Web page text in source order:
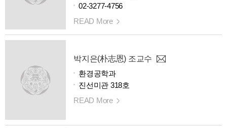
02-3277-4756
READ More
박지은(朴志恩) 조교수
환경공학과
진선미관 318호
READ More